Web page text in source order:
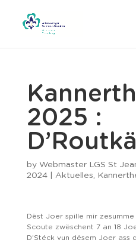
2025 :
by Webmaster LGS St
2024| Aktuelles
Dëst Joer spille mir
Scoute zwëschent 7 an 18
D’Stéck vun dësem Joer ass